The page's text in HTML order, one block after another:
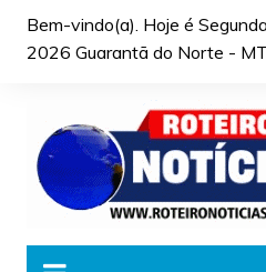
Bem-vindo(a). Hoje é
2026 Guarantã do Norte - MT